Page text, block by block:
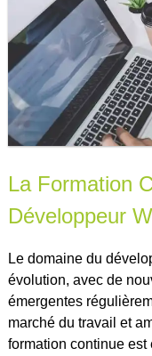
La Formation
Développeur
Le domaine du
évolution, avec de
émergentes
marché du travail et
formation continue